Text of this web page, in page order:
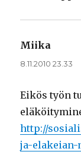
Miika
8.11.2010 23.33
Eikös työn
http://
ja-elakeian-